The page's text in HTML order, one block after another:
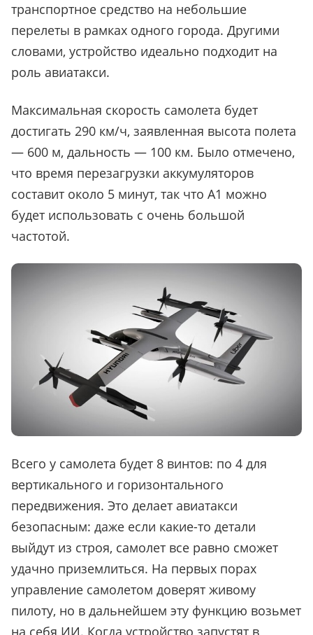
транспортное средство на небольшие
перелеты в рамках одного города. Другими
словами, устройство идеально подходит на
роль авиатакси.
Максимальная скорость самолета будет
достигать 290 км/ч, заявленная высота полета
— 600 м, дальность — 100 км. Было отмечено,
что время перезагрузки аккумуляторов
составит около 5 минут, так что A1 можно
будет использовать с очень большой
частотой.
Всего у самолета будет 8 винтов: по 4 для
вертикального и горизонтального
передвижения. Это делает авиатакси
безопасным: даже если какие-то детали
выйдут из строя, самолет все равно сможет
удачно приземлиться. На первых порах
управление самолетом доверят живому
пилоту, но в дальнейшем эту функцию возьмет